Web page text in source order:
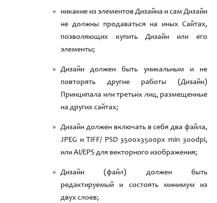
никакие из элементов Дизайна и сам Дизайн
не должны продаваться на иных Сайтах,
позволяющих купить Дизайн или его
элементы;
Дизайн должен быть уникальным и не
повторять другие работы (Дизайн)
Принципала или третьих лиц, размещенные
на других сайтах;
Дизайн должен включать в себя два файла,
JPEG и TIFF/ PSD 3500х3500px min 300dpi,
или AI/EPS для векторного изображения;
Дизайн (файл) должен быть
редактируемый и состоять минимум из
двух слоев;